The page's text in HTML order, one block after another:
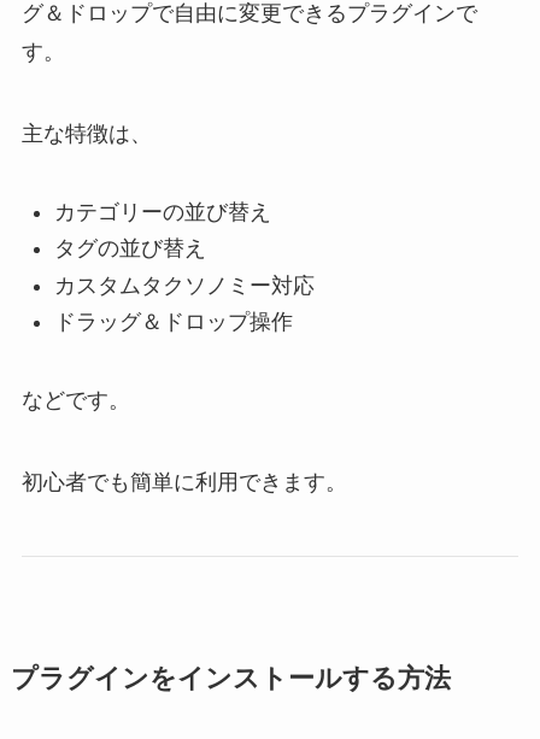
グ＆ドロップで自由に変更できるプラグインで
す。
主な特徴は、
カテゴリーの並び替え
タグの並び替え
カスタムタクソノミー対応
ドラッグ＆ドロップ操作
などです。
初心者でも簡単に利用できます。
プラグインをインストールする方法